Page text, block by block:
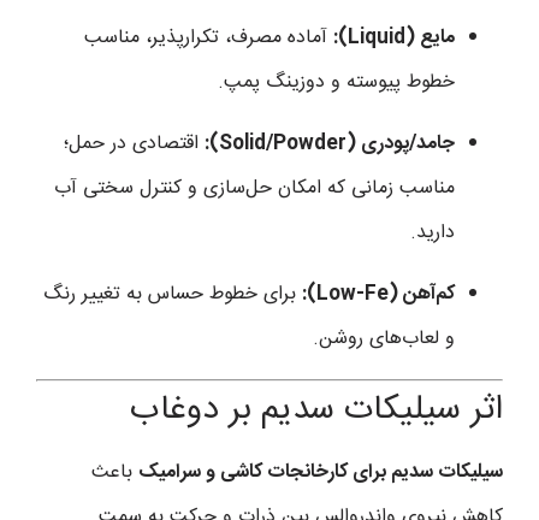
مایع (Liquid):
آماده مصرف، تکرارپذیر، مناسب
خطوط پیوسته و دوزینگ پمپ.
جامد/پودری (Solid/Powder):
اقتصادی در حمل؛
مناسب زمانی که امکان حل‌سازی و کنترل سختی آب
دارید.
کم‌آهن (Low-Fe):
برای خطوط حساس به تغییر رنگ
و لعاب‌های روشن.
اثر سیلیکات سدیم بر دوغاب
سیلیکات سدیم برای کارخانجات کاشی و سرامیک باعث